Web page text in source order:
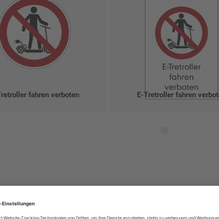
fahren verboten E-Tretroller fahren